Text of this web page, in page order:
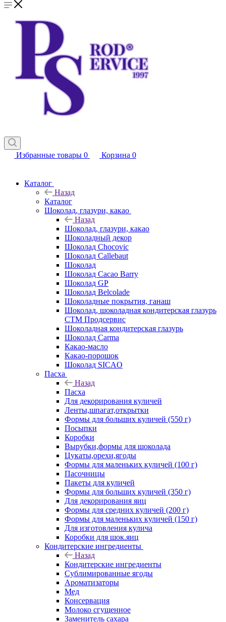
Избранные товары 0 Корзина 0
Каталог
Назад
Каталог
Шоколад, глазури, какао
Назад
Шоколад, глазури, какао
Шоколадный декор
Шоколад Chocovic
Шоколад Callebaut
Шоколад
Шоколад Cacao Barry
Шоколад GP
Шоколад Belcolade
Шоколадные покрытия, ганаш
Шоколад, шоколадная кондитерская глазурь
СТМ Продсервис
Шоколадная кондитерская глазурь
Шоколад Carma
Какао-масло
Какао-порошок
Шоколад SICAO
Пасха
Назад
Пасха
Для декорирования куличей
Ленты,шпагат,открытки
Формы для больших куличей (550 г)
Посыпки
Коробки
Вырубки,формы для шоколада
Цукаты,орехи,ягоды
Формы для маленьких куличей (100 г)
Пасочницы
Пакеты для куличей
Формы для больших куличей (350 г)
Для декорирования яиц
Формы для средних куличей (200 г)
Формы для маленьких куличей (150 г)
Для изготовления кулича
Коробки для шок.яиц
Кондитерские ингредиенты
Назад
Кондитерские ингредиенты
Сублимированные ягоды
Ароматизаторы
Мед
Консервация
Молоко сгущенное
Заменитель сахара